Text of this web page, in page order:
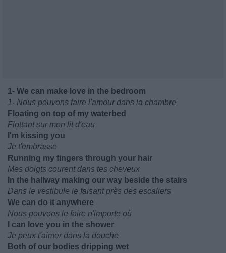
1- We can make love in the bedroom
1- Nous pouvons faire l'amour dans la chambre
Floating on top of my waterbed
Flottant sur mon lit d'eau
I'm kissing you
Je t'embrasse
Running my fingers through your hair
Mes doigts courent dans tes cheveux
In the hallway making our way beside the stairs
Dans le vestibule le faisant près des escaliers
We can do it anywhere
Nous pouvons le faire n'importe où
I can love you in the shower
Je peux t'aimer dans la douche
Both of our bodies dripping wet